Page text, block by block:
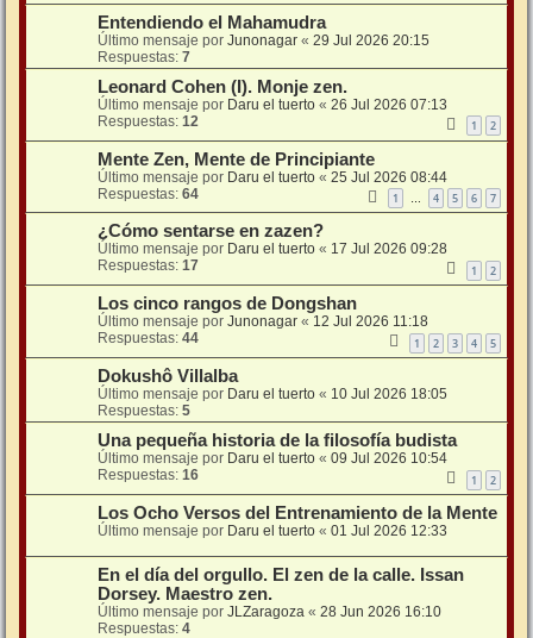
Entendiendo el Mahamudra
Último mensaje por Junonagar « 29 Jul 2026 20:15
Respuestas: 7
Leonard Cohen (I). Monje zen.
Último mensaje por Daru el tuerto « 26 Jul 2026 07:13
Respuestas: 12 1 2
Mente Zen, Mente de Principiante
Último mensaje por Daru el tuerto « 25 Jul 2026 08:44
Respuestas: 64 1 … 4 5 6 7
¿Cómo sentarse en zazen?
Último mensaje por Daru el tuerto « 17 Jul 2026 09:28
Respuestas: 17 1 2
Los cinco rangos de Dongshan
Último mensaje por Junonagar « 12 Jul 2026 11:18
Respuestas: 44 1 2 3 4 5
Dokushô Villalba
Último mensaje por Daru el tuerto « 10 Jul 2026 18:05
Respuestas: 5
Una pequeña historia de la filosofía budista
Último mensaje por Daru el tuerto « 09 Jul 2026 10:54
Respuestas: 16 1 2
Los Ocho Versos del Entrenamiento de la Mente
Último mensaje por Daru el tuerto « 01 Jul 2026 12:33
En el día del orgullo. El zen de la calle. Issan
Dorsey. Maestro zen.
Último mensaje por JLZaragoza « 28 Jun 2026 16:10
Respuestas: 4